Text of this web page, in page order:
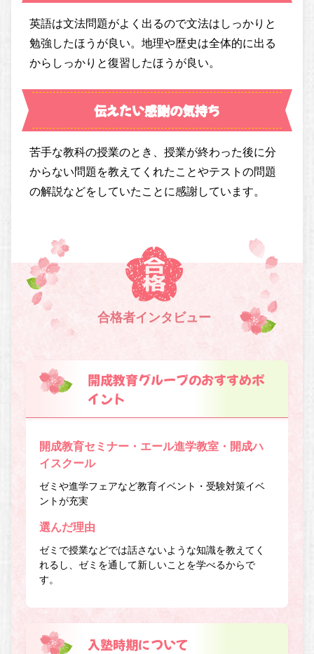
英語は文法問題がよく出るので文法はしっかりと
勉強したほうが良い。地理や歴史は全体的に出る
からしっかりと復習したほうが良い。
伝えたい感謝の気持ち
苦手な教科の授業のとき、授業が終わった後に分
からない問題を教えてくれたことやテストの問題
の解説などをしていたことに感謝しています。
合格者インタビュー
開成教育グループのおすすめポ
イント
開成教育セミナー・エール進学教室・開成ハ
イスクール
ゼミや進学フェアなど教育イベント・受験対策イベ
ントが充実
選んだ理由
ゼミで授業などでは話さないような知識を教えてく
れるし、ゼミを通して新しいことを学べるからで
す。
入塾時期について